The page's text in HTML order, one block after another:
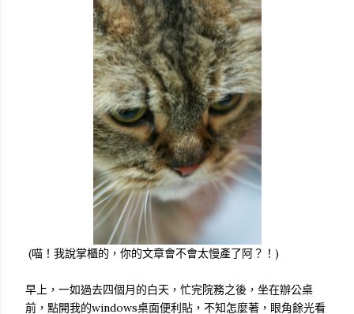
(喵！我說掌櫃的，你的文章會不會太慢產了阿？！)
早上，一如過去四個月的白天，忙完院務之後，坐在辦公桌
前，點開我的windows桌面便利貼，不知怎麼著，眼角餘光看